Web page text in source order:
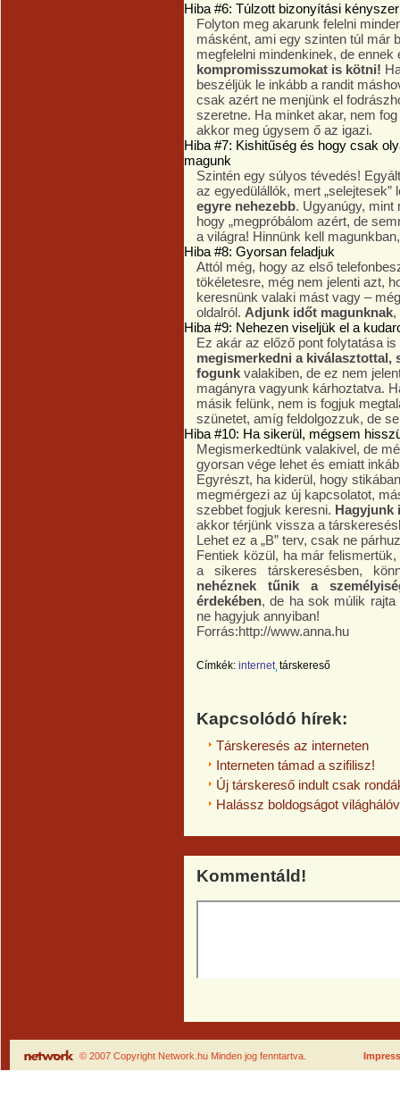
Hiba #6: Túlzott bizonyítási kényszer
Folyton meg akarunk felelni
másként, ami egy szinten túl már
megfelelni mindenkinek, de ennek
kompromisszumokat is kötni!
beszéljük le inkább a randit
csak azért ne menjünk el
szeretne. Ha minket akar, nem
akkor meg úgysem ő az igazi.
Hiba #7: Kishitűség és hogy csak
magunk
Szintén egy súlyos tévedés!
az egyedülállók, mert
egyre nehezebb. Ugyanúgy, mint
hogy „megpróbálom azért, de
a világra! Hinnünk kell
Hiba #8: Gyorsan feladjuk
Attól még, hogy az első
tökéletesre, még nem jelenti azt,
keresnünk valaki mást vagy –
oldalról. Adjunk időt magunknak,
Hiba #9: Nehezen viseljük el a
Ez akár az előző pont folytatása is
megismerkedni a kiválasztottal,
fogunk valakiben, de ez nem
magányra vagyunk kárhoztatva.
másik felünk, nem is fogjuk
szünetet, amíg feldolgozzuk, de
Hiba #10: Ha sikerül, mégsem
Megismerkedtünk valakivel, de
gyorsan vége lehet és emiatt
Egyrészt, ha kiderül, hogy
megmérgezi az új kapcsolatot,
szebbet fogjuk keresni. Hagyjunk
akkor térjünk vissza a
Lehet ez a „B” terv, csak ne
Fentiek közül, ha már
a sikeres társkeresésben,
nehéznek tűnik a
érdekében, de ha sok múlik
ne hagyjuk annyiban!
Forrás:http://www.anna.hu
Címkék: internet társkereső
Kapcsolódó hírek:
Társkeresés az interneten
In­ter­ne­ten támad a szifi­lisz!
Új társkereső indult csak
Halássz boldogságot
Kommentáld!
© 2007 Copyright Network.hu Minden jog fenntartva.